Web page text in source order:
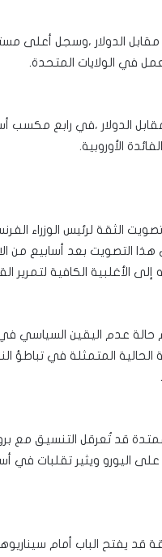
اليورو تعاملات الجمعة مرتفعًا بنسبة 0.6%
اليورو الأسبوع الفائت ارتفاع بنسبة 0.3%
الأوروبية.
الثقة لرئيس الوزراء
التصويت بعد أسابيع من
الأغلبية الكافية لتمرير
عدم اليقين السياسي في
المتمثلة في تباطؤ
قد تُعرقل التنسيق مع
اليورو ويثير تقلبات في
يفتح الباب أمام